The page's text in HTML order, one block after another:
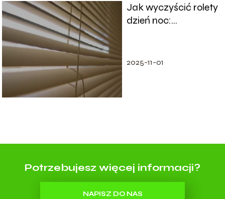
Jak wyczyścić rolety
dzień noc:
2025-11-01
Potrzebujesz więcej informacji?
NAPISZ DO NAS